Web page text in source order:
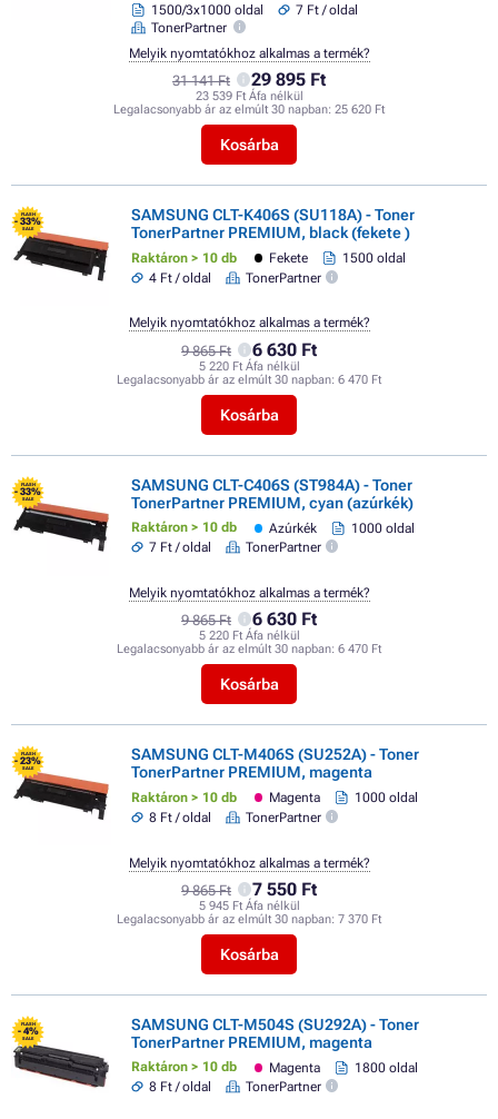
1500/3x1000 oldal
7 Ft / oldal
TonerPartner
31 141 Ft 29 895 Ft
23 539 Ft Áfa nélkül
Legalacsonyabb ár az elmúlt 30 napban: 25 620 Ft
Kosárba
Melyik nyomtatókhoz alkalmas a termék?
FLASH
- 33%
SALE
SAMSUNG CLT-K406S (SU118A) - Toner
TonerPartner PREMIUM, black (fekete )
Raktáron > 10 db Fekete
1500 oldal
4 Ft / oldal
TonerPartner
9 865 Ft 6 630 Ft
5 220 Ft Áfa nélkül
Legalacsonyabb ár az elmúlt 30 napban: 6 470 Ft
Kosárba
Melyik nyomtatókhoz alkalmas a termék?
FLASH
- 33%
SALE
SAMSUNG CLT-C406S (ST984A) - Toner
TonerPartner PREMIUM, cyan (azúrkék)
Raktáron > 10 db Azúrkék
1000 oldal
7 Ft / oldal
TonerPartner
9 865 Ft 6 630 Ft
5 220 Ft Áfa nélkül
Legalacsonyabb ár az elmúlt 30 napban: 6 470 Ft
Kosárba
Melyik nyomtatókhoz alkalmas a termék?
FLASH
- 23%
SALE
SAMSUNG CLT-M406S (SU252A) - Toner
TonerPartner PREMIUM, magenta
Raktáron > 10 db Magenta
1000 oldal
8 Ft / oldal
TonerPartner
9 865 Ft 7 550 Ft
5 945 Ft Áfa nélkül
Legalacsonyabb ár az elmúlt 30 napban: 7 370 Ft
Kosárba
Melyik nyomtatókhoz alkalmas a termék?
FLASH
- 4%
SALE
SAMSUNG CLT-M504S (SU292A) - Toner
TonerPartner PREMIUM, magenta
Raktáron > 10 db Magenta
1800 oldal
8 Ft / oldal
TonerPartner